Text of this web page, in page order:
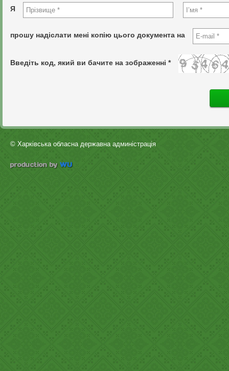
Я
прошу надіслати мені копію цього документа на
Введіть код, який ви бачите на зображенні *
© Харківська обласна державна админістрація